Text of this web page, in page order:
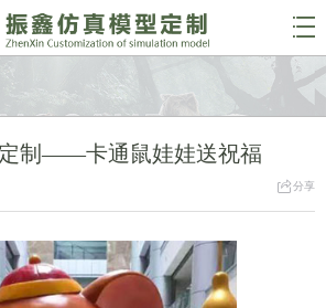

制——卡通鼠娃娃送祝福
分享